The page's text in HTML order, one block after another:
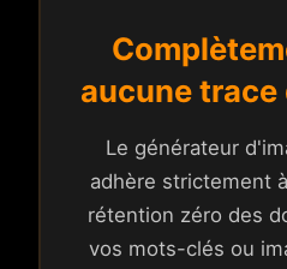
aucune trace
Le générateur
adhère strictement
rétention zéro des
vos mots-clés ou